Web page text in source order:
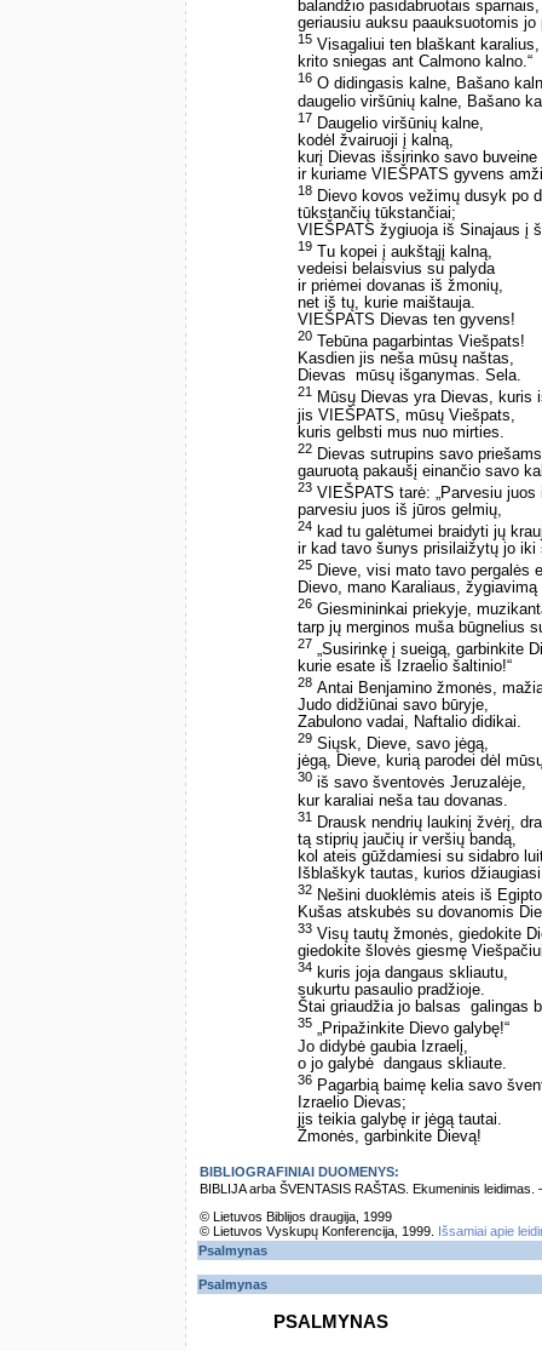
balandžio pasidabruotais sparnais,
geriausiu auksu paauksuotomis jo
15 Visagaliui ten blaškant karalius,
krito sniegas ant Calmono kalno.“
16 O didingasis kalne, Bašano
daugelio viršūnių kalne, Bašano
17 Daugelio viršūnių kalne,
kodėl žvairuoji į kalną,
kurį Dievas išsirinko savo buveine
ir kuriame VIEŠPATS gyvens
18 Dievo kovos vežimų dusyk po
tūkstančių tūkstančiai;
VIEŠPATS žygiuoja iš Sinajaus į
19 Tu kopei į aukštąjį kalną,
vedeisi belaisvius su palyda
ir priėmei dovanas iš žmonių,
net iš tų, kurie maištauja.
VIEŠPATS Dievas ten gyvens!
20 Tebūna pagarbintas Viešpats!
Kasdien jis neša mūsų naštas,
Dievas ­ mūsų išganymas. Sela.
21
Mūsų Dievas yra Dievas, kuris
jis VIEŠPATS, mūsų Viešpats,
kuris gelbsti mus nuo mirties.
22 Dievas sutrupins savo
gauruotą pakaušį einančio savo
23 VIEŠPATS tarė: „Parvesiu juos
parvesiu juos iš jūros gelmių,
24 kad tu galėtumei braidyti jų
ir kad tavo šunys prisilaižytų jo iki
25 Dieve, visi mato tavo pergalės
Dievo, mano Karaliaus,
26 Giesmininkai priekyje,
tarp jų merginos muša būgnelius
27 „Susirinkę į sueigą, garbinkite
kurie esate iš Izraelio šaltinio!“
28 Antai Benjamino žmonės,
Judo didžiūnai savo būryje,
Zabulono vadai, Naftalio didikai.
29 Siųsk, Dieve, savo jėgą,
jėgą, Dieve, kurią parodei dėl
30 iš savo šventovės Jeruzalėje,
kur karaliai neša tau dovanas.
31
Drausk nendrių laukinį žvėrį,
tą stiprių jaučių ir veršių bandą,
kol ateis gūždamiesi su sidabro
Išblaškyk tautas, kurios
32 Nešini duoklėmis ateis iš
Kušas atskubės su dovanomis
33 Visų tautų žmonės, giedokite
giedokite šlovės giesmę
34 kuris joja dangaus skliautu,
sukurtu pasaulio pradžioje.
Štai griaudžia jo balsas ­ galingas
35 „Pripažinkite Dievo galybę!“
Jo didybė gaubia Izraelį,
o jo galybė ­ dangaus skliaute.
36 Pagarbią baimę kelia savo
Izraelio Dievas;
jis teikia galybę ir jėgą tautai.
Žmonės, garbinkite Dievą!
BIBLIOGRAFINIAI DUOMENYS:
BIBLIJA arba ŠVENTASIS RAŠTAS. Ekumeninis
© Lietuvos Biblijos draugija, 1999
© Lietuvos Vyskupų Konferencija, 1999.
Išsamiai apie
Psalmynas
Psalmynas
PSALMYNAS